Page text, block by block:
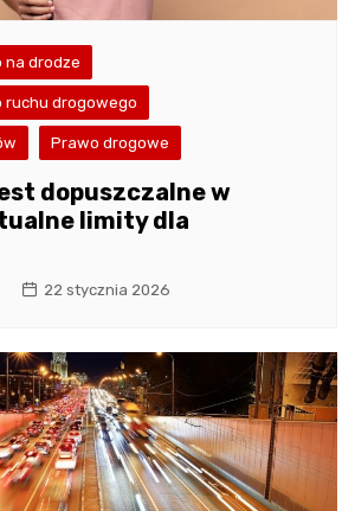
na drodze
ruchu drogowego
Prawo drogowe
dopuszczalne w
limity dla
22 stycznia 2026